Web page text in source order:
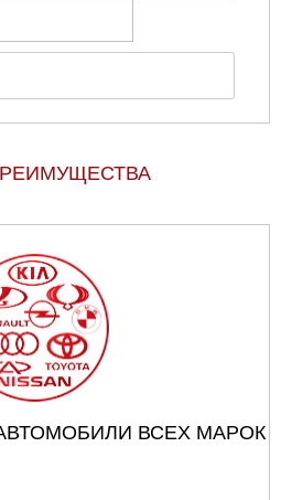
ВСЕХ МАРОК